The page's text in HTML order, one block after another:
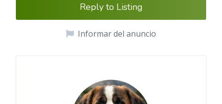
Reply to Listing
Informar del anuncio